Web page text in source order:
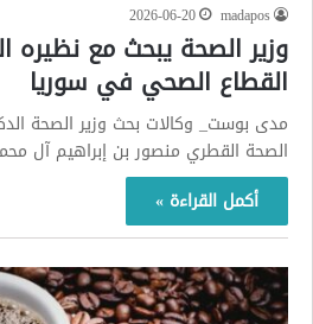
madapos
2026-06-20
وزير الصحة يبحث مع
القطاع الصحي في سوريا
مدى بوست_ وكالات بحث وزير الصحة
الصحة القطري منصور بن إبراهيم آل
أكمل القراءة »